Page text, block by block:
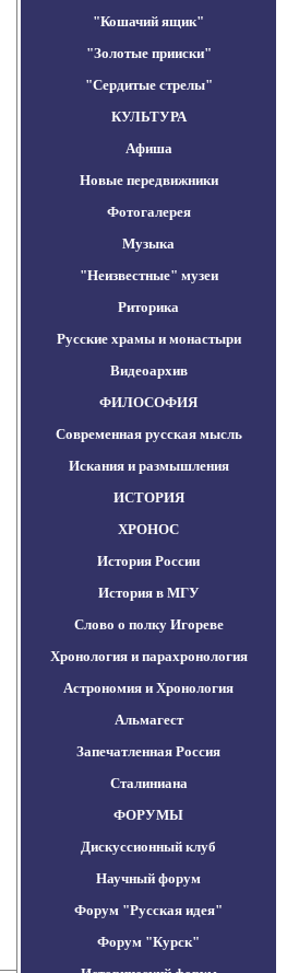
"Кошачий ящик"
"Золотые прииски"
"Сердитые стрелы"
КУЛЬТУРА
Афиша
Новые передвижники
Фотогалерея
Музыка
"Неизвестные" музеи
Риторика
Русские храмы и монастыри
Видеоархив
ФИЛОСОФИЯ
Современная русская мысль
Искания и размышления
ИСТОРИЯ
ХРОНОС
История России
История в МГУ
Слово о полку Игореве
Хронология и парахронология
Астрономия и Хронология
Альмагест
Запечатленная Россия
Сталиниана
ФОРУМЫ
Дискуссионный клуб
Научный форум
Форум "Русская идея"
Форум "Курск"